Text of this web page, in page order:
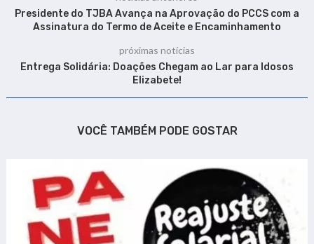
Presidente do TJBA Avança na Aprovação do PCCS com a
Assinatura do Termo de Aceite e Encaminhamento
próximas notícias
Entrega Solidária: Doações Chegam ao Lar para Idosos
Elizabete!
VOCÊ TAMBÉM PODE GOSTAR